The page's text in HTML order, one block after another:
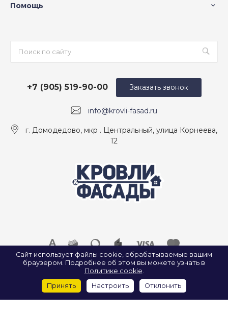
Помощь
info@krovli-fasad.ru
+7 (905) 519-90-00
г. Домодедово, мкр . Центральный, улица Корнеева,
12
Заказать звонок
© 2026 ООО «КРОВЛИ И ФАСАДЫ», Все права защищены.
ИП Найда А. А. ИНН: 500907922547
Сайт использует файлы cookie, обрабатываемые вашим
браузером. Подробнее об этом вы можете узнать в
Политике cookie.
Принять
Настроить Отклонить